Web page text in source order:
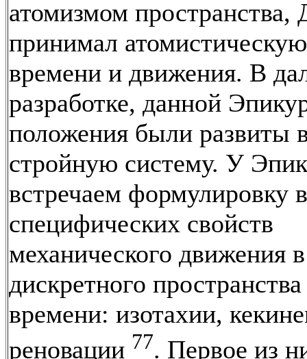
атомизмом пространства,
принимал
времени и движения. В
разработке, данной
положения были развиты
стройную систему. У
встречаем формулировку
специфических свойств
механического движения
дискретного
времени: изотахии,
реновации 77. Первое из